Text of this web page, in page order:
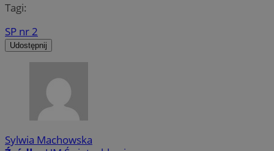
Tagi:
SP nr 2
Udostępnij
Sylwia Machowska